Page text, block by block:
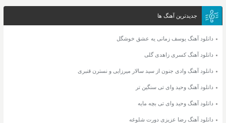
جدیدترین آهنگ ها
دانلود آهنگ یوسف زمانی یه عشق خوشگل
دانلود آهنگ کسری زاهدی گلی
دانلود آهنگ وادی جنون از سید سالار میرزایی و نسترن قنبری
دانلود آهنگ وحید وای تی سنگین تر
دانلود آهنگ وحید وای تی بچه مایه
دانلود آهنگ رضا عزیزی دورت شلوغه